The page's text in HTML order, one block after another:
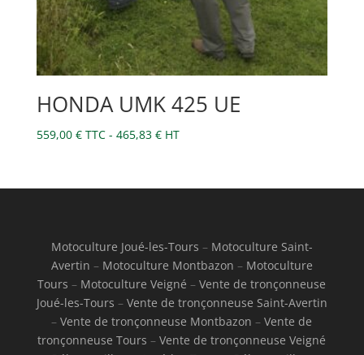
HONDA UMK 425 UE
559,00 € TTC - 465,83 €HT
Motoculture Joué-les-Tours – Motoculture Saint-
Avertin – Motoculture Montbazon – Motoculture
Tours – Motoculture Veigné –Vente de tronçonneuse
Joué-les-Tours – Vente de tronçonneuse Saint-Avertin
–Vente de tronçonneuse Montbazon –Vente de
tronçonneuse Tours –Vente de tronçonneuse Veigné